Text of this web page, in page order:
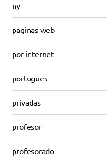
ny
paginas web
por internet
portugues
privadas
profesor
profesorado